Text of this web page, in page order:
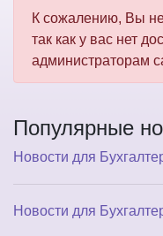
К сожалению, Вы
так как у вас нет
администраторам
Популярные
Новости для
Новости для